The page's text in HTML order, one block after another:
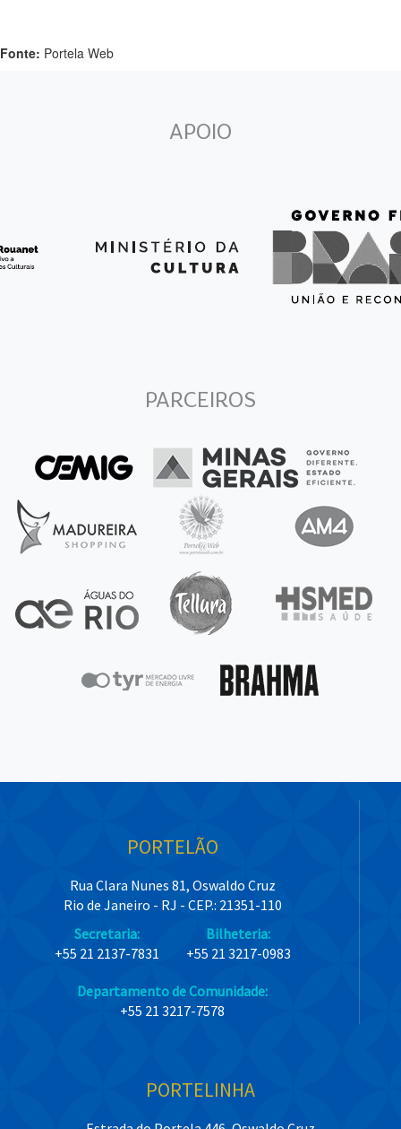
Fonte: Portela Web
APOIO
PARCEIROS
PORTELÃO
Rua Clara Nunes 81, Oswaldo Cruz
Rio de Janeiro - RJ - CEP.: 21351-110
Secretaria:
+55 21 2137-7831
Bilheteria:
+55 21 3217-0983
Departamento de Comunidade:
+55 21 3217-7578
PORTELINHA